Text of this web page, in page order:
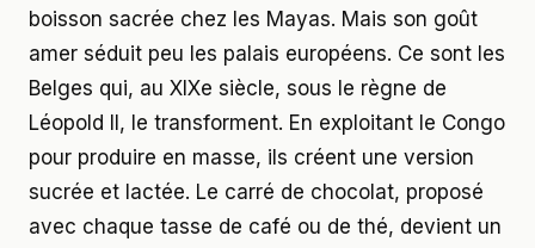
boisson sacrée chez les Mayas. Mais son goût
amer séduit peu les palais européens. Ce sont les
Belges qui, au XIXe siècle, sous le règne de
Léopold II, le transforment. En exploitant le Congo
pour produire en masse, ils créent une version
sucrée et lactée. Le carré de chocolat, proposé
avec chaque tasse de café ou de thé, devient un